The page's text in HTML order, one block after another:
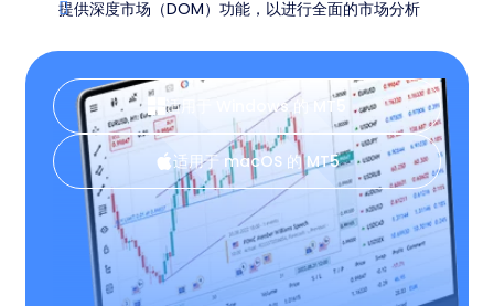
提供深度市场（DOM）功能，以进行全面的市场分析
适用于 Windows 的 MT5
适用于 macOS 的 MT5